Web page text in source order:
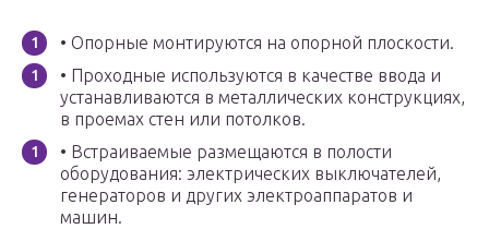
• Опорные монтируются на опорной плоскости.
• Проходные используются в качестве ввода и
устанавливаются в металлических конструкциях,
в проемах стен или потолков.
• Встраиваемые размещаются в полости
оборудования: электрических выключателей,
генераторов и других электроаппаратов и
машин.